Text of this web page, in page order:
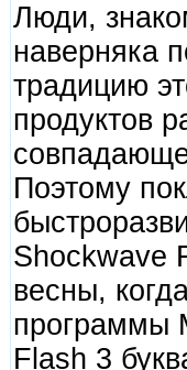
Люди,
наверняка
традицию
продуктов
Поэтому
Shockwave
весны,
программы
Flash 3